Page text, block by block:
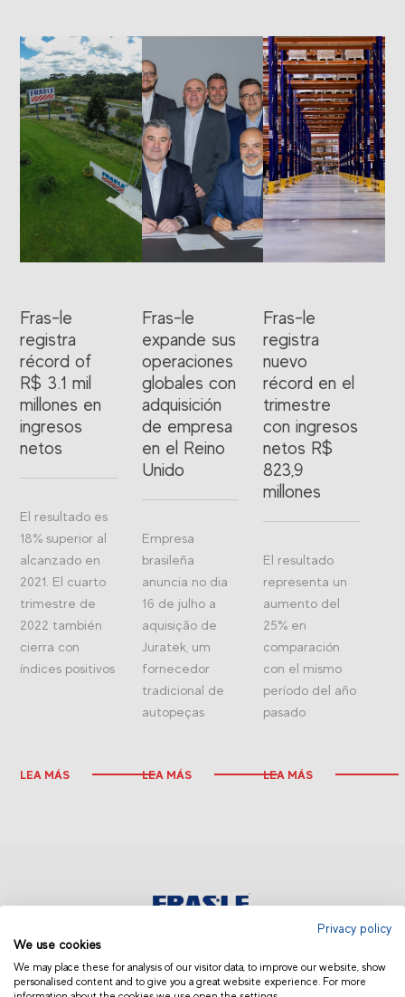
Fras-le
registra
récord of
R$ 3.1 mil
millones en
ingresos
netos
El resultado es
18% superior al
alcanzado en
2021. El cuarto
trimestre de
2022 también
cierra con
índices positivos
LEA MÁS
Fras-le
expande sus
operaciones
globales con
adquisición
de empresa
en el Reino
Unido
Empresa
brasileña
anuncia no dia
16 de julho a
aquisição de
Juratek, um
fornecedor
tradicional de
autopeças
LEA MÁS
Fras-le
registra
nuevo
récord en el
trimestre
con ingresos
netos R$
823,9
millones
El resultado
representa un
aumento del
25% en
comparación
con el mismo
período del año
pasado
LEA MÁS
EUROPA | ESPAÑOL
Privacy policy
We use cookies
We may place these for analysis of our visitor data, to improve our website, show
personalised content and to give you a great website experience. For more